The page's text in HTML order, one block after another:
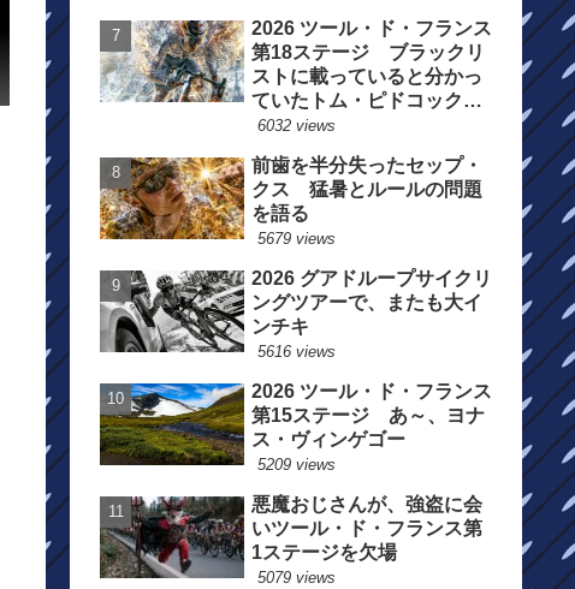
2026 ツール・ド・フランス
第18ステージ ブラックリ
ストに載っていると分かっ
ていたトム・ピドコックは
総合順位死守に
6032 views
前歯を半分失ったセップ・
クス 猛暑とルールの問題
を語る
5679 views
2026 グアドループサイクリ
ングツアーで、またも大イ
ンチキ
5616 views
2026 ツール・ド・フランス
第15ステージ あ～、ヨナ
ス・ヴィンゲゴー
5209 views
悪魔おじさんが、強盗に会
いツール・ド・フランス第
1ステージを欠場
5079 views